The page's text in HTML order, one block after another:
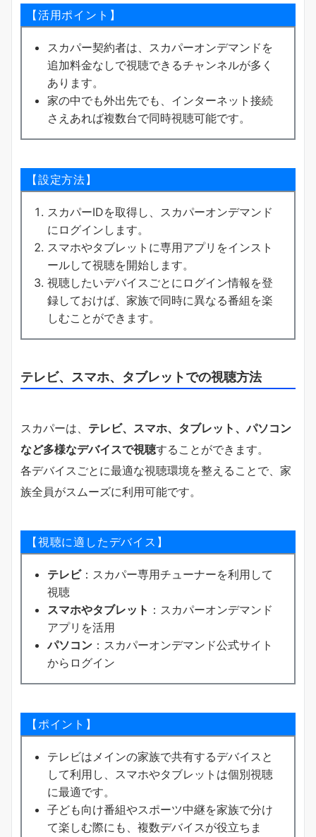
【活用ポイント】
スカパー契約者は、スカパーオンデマンドを
追加料金なしで視聴できるチャンネルが多く
あります。
家の中でも外出先でも、インターネット接続
さえあれば複数台で同時視聴可能です。
【設定方法】
スカパーIDを取得し、スカパーオンデマンド
にログインします。
スマホやタブレットに専用アプリをインスト
ールして視聴を開始します。
視聴したいデバイスごとにログイン情報を登
録しておけば、家族で同時に異なる番組を楽
しむことができます。
テレビ、スマホ、タブレットでの視聴方法
スカパーは、 テレビ、スマホ、タブレット、パソコン
など多様なデバイスで視聴することができます。
各デバイスごとに最適な視聴環境を整えることで、家
族全員がスムーズに利用可能です。
【視聴に適したデバイス】
テレビ：スカパー専用チューナーを利用して
視聴
スマホやタブレット ：スカパーオンデマンド
アプリを活用
パソコン ：スカパーオンデマンド公式サイト
からログイン
【ポイント】
テレビはメインの家族で共有するデバイスと
して利用し、スマホやタブレットは個別視聴
に最適です。
子ども向け番組やスポーツ中継を家族で分け
て楽しむ際にも、複数デバイスが役立ちま